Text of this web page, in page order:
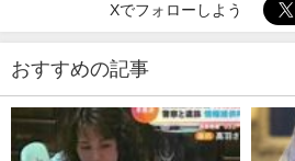
Xでフォローしよう
おすすめの記事